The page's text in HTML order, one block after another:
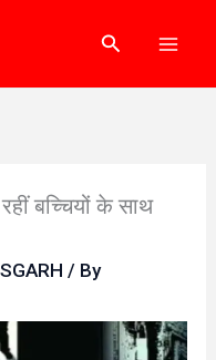
Search
बच्चियों के साथ
/ By